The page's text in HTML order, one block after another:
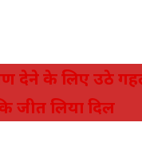
देने के लिए उठे
जीत लिया दिल